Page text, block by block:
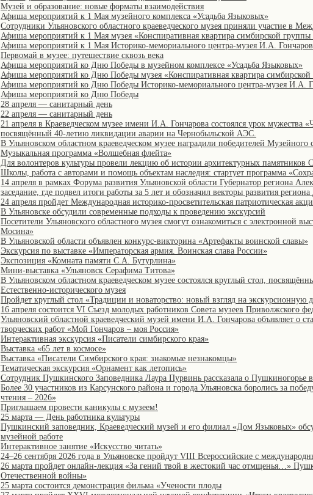
Музей и образование: новые форматы взаимодействия
Афиша мероприятий к 1 Мая музейного комплекса «Усадьба Языковых»
Сотрудники Ульяновского областного краеведческого музея приняли участие в
Афиша мероприятий к 1 Мая музея «Конспиративная квартира симбирской
Афиша мероприятий к 1 Мая Историко-мемориального центра-музея И.А.
Первомай в музее: путешествие сквозь века
Афиша мероприятий ко Дню Победы в музейном комплексе «Усадьба Языковых»
Афиша мероприятий ко Дню Победы музея «Конспиративная квартира
Афиша мероприятий ко Дню Победы Историко-мемориального центра-музея И.А.
Афиша мероприятий ко Дню Победы
28 апреля — санитарный день
22 апреля — санитарный день
21 апреля в Краеведческом музее имени И.А. Гончарова состоялся урок мужества
посвящённый 40-летию ликвидации аварии на Чернобыльской АЭС.
В Ульяновском областном краеведческом музее наградили победителей Музейного
Музыкальная программа «Волшебная флейта»
Для волонтеров культуры провели лекцию об истории архитектурных памятников
Школы, работа с авторами и помощь объектам наследия: стартует программа
14 апреля в рамках Форума развития Ульяновской области Губернатор региона
заседание, где подвел итоги работы за 5 лет и обозначил векторы развития региона
24 апреля пройдет Международная историко-просветительская патриотическая
В Ульяновске обсудили современные подходы к проведению экскурсий
Посетители Ульяновского областного музея смогут ознакомиться с электронной
Мосина»
В Ульяновской области объявлен конкурс-викторина «Артефакты воинской славы»
Экскурсия по выставке «Императорская армия. Воинская слава России»
Экспозиция «Комната памяти С.А. Бутурлина»
Мини-выставка «Ульяновск Серафима Титова»
В Ульяновском областном краеведческом музее состоялся круглый стол,
Естественно-исторического музея
Пройдет круглый стол «Традиции и новаторство: новый взгляд на экскурсионную
16 апреля состоится VI Съезд молодых работников Совета музеев Приволжского
Ульяновский областной краеведческий музей имени И.А. Гончарова объявляет о
творческих работ «Мой Гончаров – моя Россия»
Интерактивная экскурсия «Писатели симбирского края»
Выставка «65 лет в космосе»
Выставка «Писатели Симбирского края: знакомые незнакомцы»
Тематическая экскурсия «Орнамент как летопись»
Сотрудник Пушкинского Заповедника Лаура Пурвинь рассказала о Пушкиногорье
Более 30 участников из Карсунского района и города Ульяновска боролись за
чтения – 2026»
Приглашаем провести каникулы с музеем!
25 марта — День работника культуры
Пушкинский заповедник, Краеведческий музей и его филиал «Дом Языковых»
музейной работе
Интерактивное занятие «Искусство читать»
24–26 сентября 2026 года в Ульяновске пройдут VIII Всероссийские с
26 марта пройдет онлайн-лекция «За гений твой в жестокий час отмщенья…»
Отечественной войны»
25 марта состоится демонстрация фильма «Учености плоды